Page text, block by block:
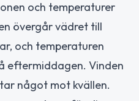
och temperaturer
övergår vädret till
och temperaturen
eftermiddagen. Vinden
något mot kvällen.